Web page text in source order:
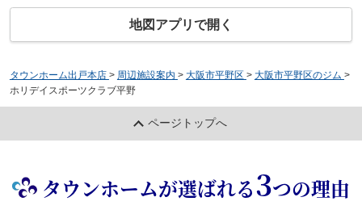
地図アプリで開く
タウンホーム出戸本店 > 周辺施設案内 > 大阪市平野区 > 大阪市平野区のジム >
ホリデイスポーツクラブ平野
ページトップへ
タウンホームが選ばれる3つの理由